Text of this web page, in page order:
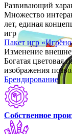
Развивающий
Множество
лет, единая
игр
Пакет игр
Изменение
Богатая цветовая
изображения
Брендирование
Собственное